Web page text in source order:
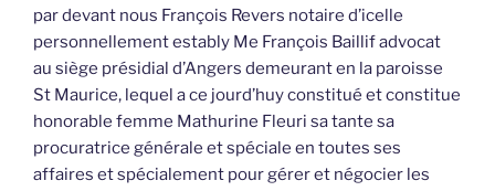
par devant nous François Revers notaire d’icelle
personnellement estably Me François Baillif advocat
au siège présidial d’Angers demeurant en la paroisse
St Maurice, lequel a ce jourd’huy constitué et constitue
honorable femme Mathurine Fleuri sa tante sa
procuratrice générale et spéciale en toutes ses
affaires et spécialement pour gérer et négocier les